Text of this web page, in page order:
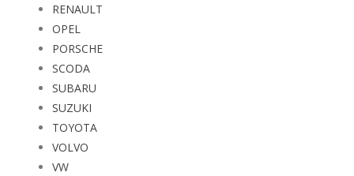
RENAULT
OPEL
PORSCHE
SCODA
SUBARU
SUZUKI
TOYOTA
VOLVO
VW